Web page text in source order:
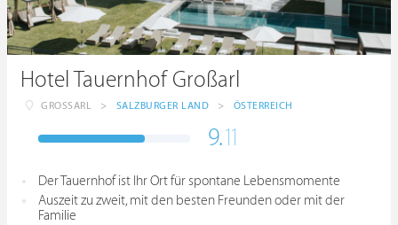
Hotel Tauernhof Großarl
GROSSARL > SALZBURGER LAND > ÖSTERREICH
9.11
Der Tauernhof ist Ihr Ort für spontane Lebensmomente
Auszeit zu zweit, mit den besten Freunden oder mit der
Familie